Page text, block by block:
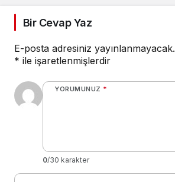
Bir Cevap Yaz
E-posta adresiniz yayınlanmayacak.
* ile işaretlenmişlerdir
YORUMUNUZ *
0/30 karakter